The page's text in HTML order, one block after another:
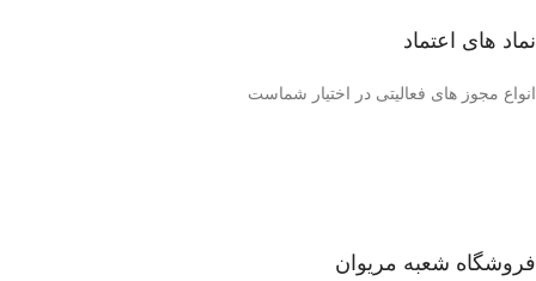
نماد های اعتماد
انواع مجوز های فعالیتی در اختیار شماست
فروشگاه شعبه مریوان